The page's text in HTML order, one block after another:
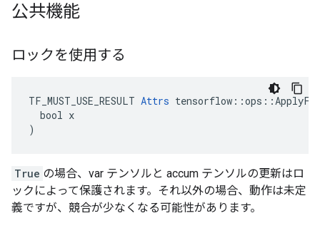
公共機能
ロックを使用する
TF_MUST_USE_RESULT Attrs
  bool x
)
True の場合、var テンソルと accum テンソルの更新はロ
ックによって保護されます。それ以外の場合、動作は未定
義ですが、競合が少なくなる可能性があります。